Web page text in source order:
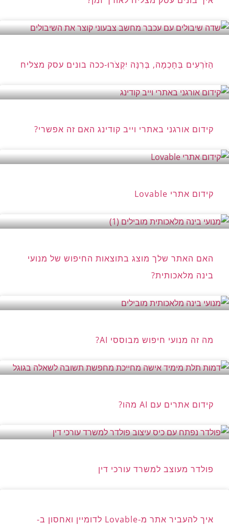
הַזֹּרְעִים בְּחָכְמָה, בְּרִנָּה יִקְצֹרוּ-ככה בונים עסק מצליח
קידום אורגני באתרי וייב קודינג האם זה אפשרי?
קידום אתרי Lovable
האם האתר שלך מוצג בתוצאות החיפוש של מנועי
בינה מלאכותית?
מה זה מנועי חיפוש מבוססי AI?
קידום אתרים עם AI מהו?
פולדר מעוצב למשרד עורכי דין
איך להעביר אתר מ-Lovable לדומיין ואחסון ב-